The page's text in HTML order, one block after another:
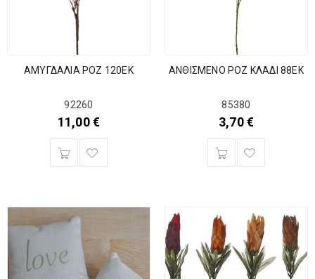
ΑΜΥΓΔΑΛΙΑ ΡΟΖ 120ΕΚ
92260
11,00€
ΑΝΘΙΣΜΕΝΟ ΡΟΖ ΚΛΑΔΙ 88ΕΚ
85380
3,70€